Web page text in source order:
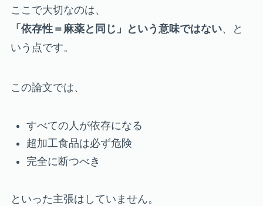
ここで大切なのは、
「依存性＝麻薬と同じ」という意味ではない、と
いう点です。
この論文では、
すべての人が依存になる
超加工食品は必ず危険
完全に断つべき
といった主張はしていません。